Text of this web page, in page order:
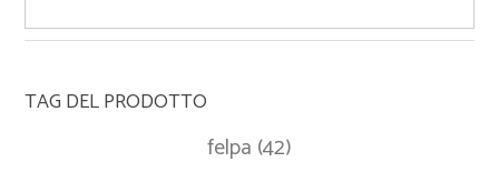
TAG DEL PRODOTTO
felpa (42)